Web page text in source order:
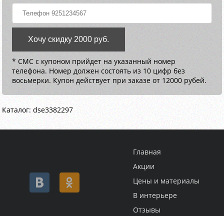
Хочу скидку 2000 руб.
* СМС с купоном прийдет на указанный номер
телефона. Номер должен состоять из 10 цифр без
восьмерки. Купон действует при заказе от 12000 рубей.
Каталог: dse3382297
Главная
Акции
Цены и материалы
В интерьере
Отзывы